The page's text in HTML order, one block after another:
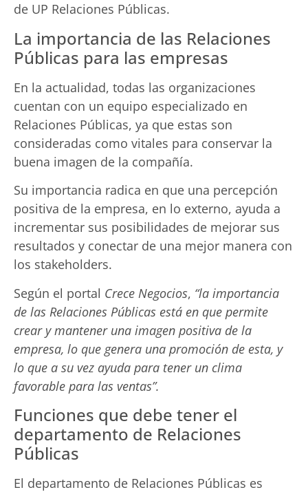
de UP Relaciones Públicas.
La importancia de las Relaciones
Públicas para las empresas
En la actualidad, todas las organizaciones
cuentan con un equipo especializado en
Relaciones Públicas, ya que estas son
consideradas como vitales para conservar la
buena imagen de la compañía.
Su importancia radica en que una percepción
positiva de la empresa, en lo externo, ayuda a
incrementar sus posibilidades de mejorar sus
resultados y conectar de una mejor manera con
los stakeholders.
Según el portal Crece Negocios, “la importancia
de las Relaciones Públicas está en que permite
crear y mantener una imagen positiva de la
empresa, lo que genera una promoción de esta, y
lo que a su vez ayuda para tener un clima
favorable para las ventas”.
Funciones que debe tener el
departamento de Relaciones
Públicas
El departamento de Relaciones Públicas es